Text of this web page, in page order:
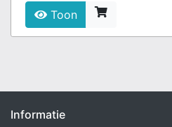
Toon
Informatie